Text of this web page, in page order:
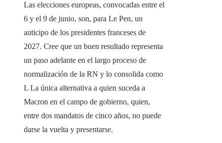
Las elecciones europeas, convocadas entre el
6 y el 9 de junio, son, para Le Pen, un
anticipo de los presidentes franceses de
2027. Cree que un buen resultado representa
un paso adelante en el largo proceso de
normalización de la RN y lo consolida como
L La única alternativa a quien suceda a
Macron en el campo de gobierno, quien,
entre dos mandatos de cinco años, no puede
darse la vuelta y presentarse.